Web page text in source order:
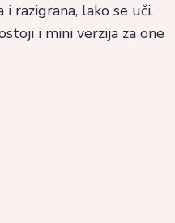
razigrana, lako se uči,
i mini verzija za one